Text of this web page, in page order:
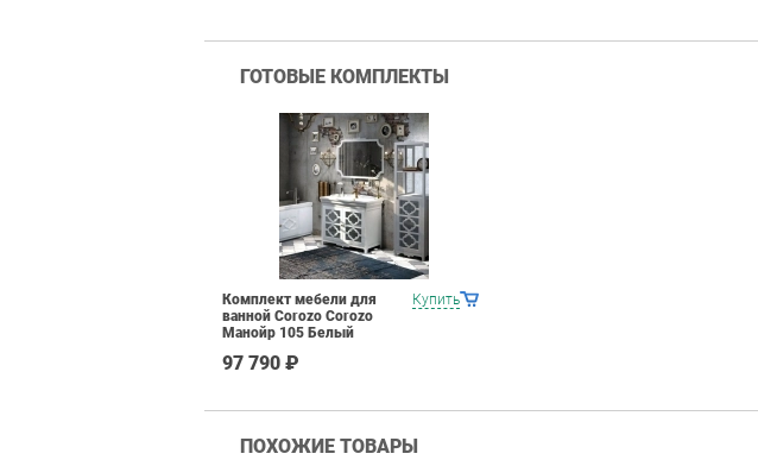
ГОТОВЫЕ КОМПЛЕКТЫ
Купить
Комплект мебели для
ванной Corozo Corozo
Манойр 105 Белый
97 790 ₽
ПОХОЖИЕ ТОВАРЫ